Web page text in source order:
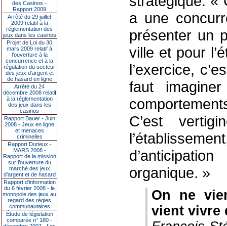
des Casinos -
Rapport 2009
Arrêté du 29 juillet
2009 relatif à la
réglementation des
jeux dans les casinos
Projet de Loi du 30
mars 2009 relatif à
l’ouverture à la
concurrence et à la
régulation du secteur
des jeux d’argent et
de hasard en ligne
Arrêté du 24
décembre 2008 relatif
à la réglementation
des jeux dans les
casinos
Rapport Bauer - Juin
2008 - Jeux en ligne
et menaces
criminelles
Rapport Durieux -
MARS 2008 -
Rapport de la mission
sur l’ouverture du
marché des jeux
d’argent et de hasard
Rapport d'information
du 6 février 2008 - le
monopole des jeux au
regard des règles
communautaires
Étude de législation
comparée n° 180 -
a une
présenter un
ville et pour
l’exercice,
faut
C’est
organique. »
On ne
vient vivre